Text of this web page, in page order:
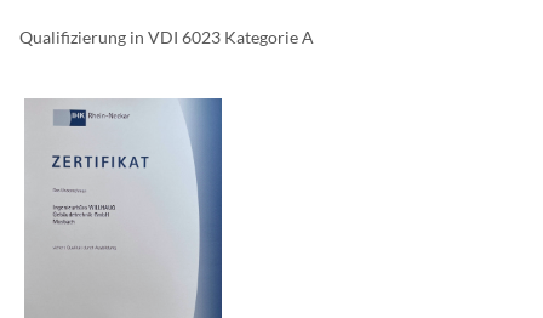
Qualifizierung in VDI 6023 Kategorie A